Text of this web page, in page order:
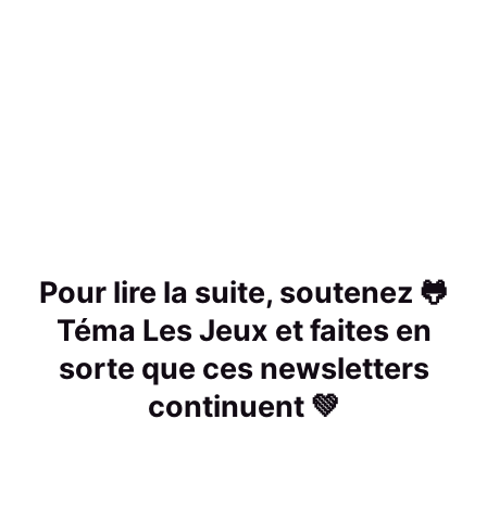
Pour lire la suite, soutenez 🐸
Téma Les Jeux et faites en
sorte que ces newsletters
continuent 💚